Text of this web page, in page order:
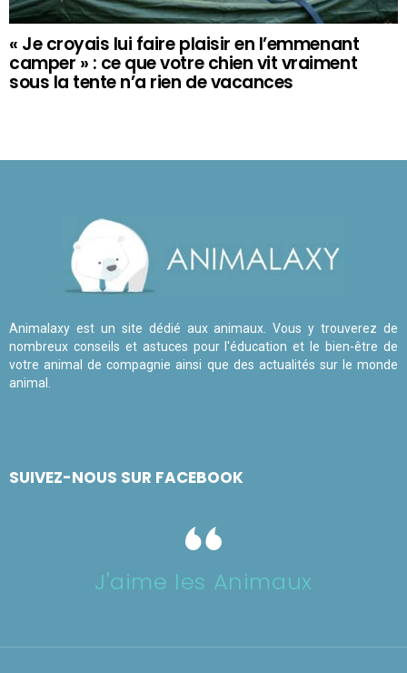
« Je croyais lui faire plaisir en l’emmenant
camper » : ce que votre chien vit vraiment
sous la tente n’a rien de vacances
Animalaxy est un site dédié aux animaux. Vous y trouverez de
nombreux conseils et astuces pour l'éducation et le bien-être de
votre animal de compagnie ainsi que des actualités sur le monde
animal.
SUIVEZ-NOUS SUR FACEBOOK
J'aime les Animaux